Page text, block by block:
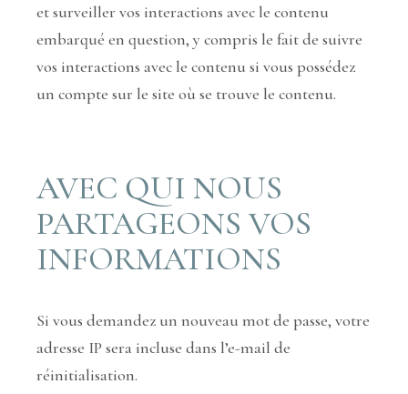
et surveiller vos interactions avec le contenu
embarqué en question, y compris le fait de suivre
vos interactions avec le contenu si vous possédez
un compte sur le site où se trouve le contenu.
AVEC QUI NOUS
PARTAGEONS VOS
INFORMATIONS
Si vous demandez un nouveau mot de passe, votre
adresse IP sera incluse dans l’e-mail de
réinitialisation.